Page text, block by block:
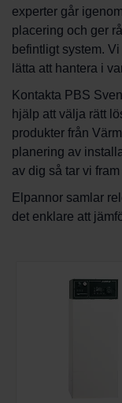
experter går
placering och ger
befintligt system.
lätta att hantera i
Kontakta PBS
hjälp att välja rätt
produkter från
planering av
av dig så tar vi
Elpannor samlar
det enklare att